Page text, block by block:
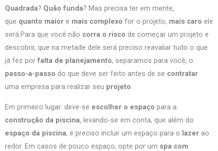
Quadrada? Quão funda? Mas precisa ter em mente,
que quanto maior e mais complexo for o projeto, mais caro ele
será.Para que você não corra o risco de começar um projeto e
descobrir, que na metade dele será preciso reavaliar tudo o que
já fez por falta de planejamento, separamos para você, o
passo-a-passo do que deve ser feito antes de se contratar
uma empresa para realizar seu projeto.
Em primeiro lugar: deve-se escolher o espaço para a
construção da piscina, levando-se em conta, que além do
espaço da piscina, é preciso incluir um espaço para o lazer ao
redor. Em casos de pouco espaço, opte por um spa com